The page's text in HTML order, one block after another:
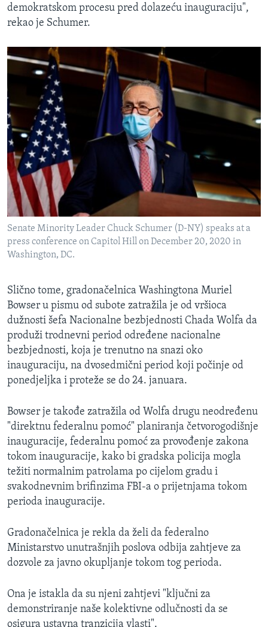
demokratskom procesu pred dolazeću inauguraciju",
rekao je Schumer.
Senate Minority Leader Chuck Schumer (D-NY) speaks at a
press conference on Capitol Hill on December 20, 2020 in
Washington, DC.
Slično tome, gradonačelnica Washingtona Muriel
Bowser u pismu od subote zatražila je od vršioca
dužnosti šefa Nacionalne bezbjednosti Chada Wolfa da
produži trodnevni period određene nacionalne
bezbjednosti, koja je trenutno na snazi oko
inauguraciju, na dvosedmični period koji počinje od
ponedjeljka i proteže se do 24. januara.
Bowser je takođe zatražila od Wolfa drugu neodređenu
"direktnu federalnu pomoć" planiranja četvorogodišnje
inauguracije, federalnu pomoć za provođenje zakona
tokom inauguracije, kako bi gradska policija mogla
težiti normalnim patrolama po cijelom gradu i
svakodnevnim brifinzima FBI-a o prijetnjama tokom
perioda inauguracije.
Gradonačelnica je rekla da želi da federalno
Ministarstvo unutrašnjih poslova odbija zahtjeve za
dozvole za javno okupljanje tokom tog perioda.
Ona je istakla da su njeni zahtjevi "ključni za
demonstriranje naše kolektivne odlučnosti da se
osigura ustavna tranzicija vlasti".